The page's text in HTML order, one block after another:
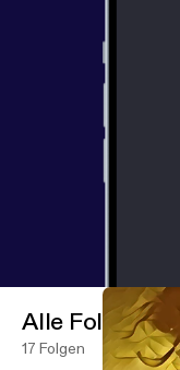
Alle Folgen
17 Folgen